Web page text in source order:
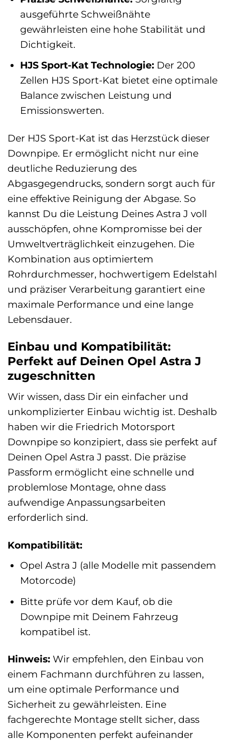
ausgeführte Schweißnähte
gewährleisten eine hohe Stabilität und
Dichtigkeit.
HJS Sport-Kat Technologie:Der 200
Zellen HJS Sport-Kat bietet eine optimale
Balance zwischen Leistung und
Emissionswerten.
Der HJS Sport-Kat ist das Herzstück dieser
Downpipe. Er ermöglicht nicht nur eine
deutliche Reduzierung des
Abgasgegendrucks, sondern sorgt auch für
eine effektive Reinigung der Abgase. So
kannst Du die Leistung Deines Astra J voll
ausschöpfen, ohne Kompromisse bei der
Umweltverträglichkeit einzugehen. Die
Kombination aus optimiertem
Rohrdurchmesser, hochwertigem Edelstahl
und präziser Verarbeitung garantiert eine
maximale Performance und eine lange
Lebensdauer.
Einbau und Kompatibilität:
Perfekt auf Deinen Opel Astra J
zugeschnitten
Wir wissen, dass Dir ein einfacher und
unkomplizierter Einbau wichtig ist. Deshalb
haben wir die Friedrich Motorsport
Downpipe so konzipiert, dass sie perfekt auf
Deinen Opel Astra J passt. Die präzise
Passform ermöglicht eine schnelle und
problemlose Montage, ohne dass
aufwendige Anpassungsarbeiten
erforderlich sind.
Kompatibilität:
Opel Astra J (alle Modelle mit passendem
Motorcode)
Bitte prüfe vor dem Kauf, ob die
Downpipe mit Deinem Fahrzeug
kompatibel ist.
Hinweis: Wir empfehlen, den Einbau von
einem Fachmann durchführen zu lassen,
um eine optimale Performance und
Sicherheit zu gewährleisten. Eine
fachgerechte Montage stellt sicher, dass
alle Komponenten perfekt aufeinander